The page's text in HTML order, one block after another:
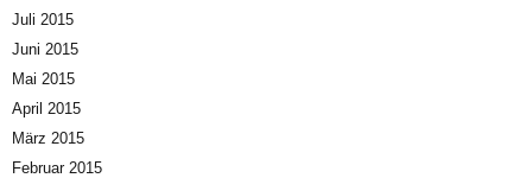
Juli 2015
Juni 2015
Mai 2015
April 2015
März 2015
Februar 2015